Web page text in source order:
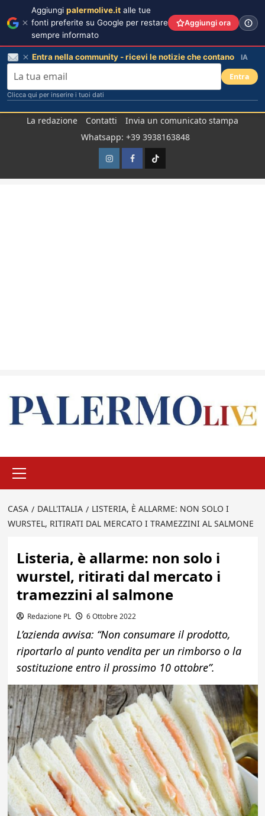
La redazione Contatti
Invia un comunicato stampa
Whatsapp: +39 3938163848
InstagramFacebook
TikTok
principale
CASA DALL'ITALIA
LISTERIA, È ALLARME: NON SOLO I
WURSTEL, RITIRATI DAL MERCATO I TRAMEZZINI AL SALMONE
Listeria, è allarme: non solo i
wurstel, ritirati dal mercato i
tramezzini al salmone
Redazione PL 6 Ottobre 2022
L’azienda avvisa: “Non consumare il prodotto,
riportarlo al punto vendita per un rimborso o la
sostituzione entro il prossimo 10 ottobre”.
Aggiungi palermolive.it alle tue
fonti preferite su Google per restare
sempre informato
Aggiungi ora
Entra nella community - ricevi le notizie che contano IA
Entra
Clicca qui per inserire i tuoi dati